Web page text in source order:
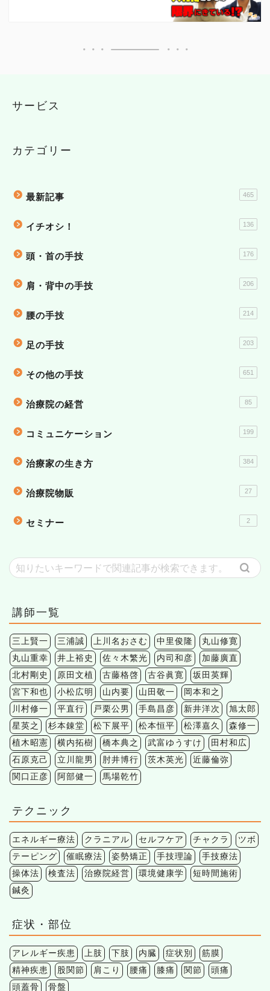
サービス
カテゴリー
最新記事 465
イチオシ！ 136
頭・首の手技 176
肩・背中の手技 206
腰の手技 214
足の手技 203
その他の手技 651
治療院の経営 85
コミュニケーション 199
治療家の生き方 384
治療院物販 27
セミナー 2
講師一覧
三上賢一 三浦誠 上川名おさむ 中里俊隆
丸山修寛
丸山重幸
井上裕史 佐々木繁光 内司和彦
加藤廣直
北村剛史
原田文植 古藤格啓 古谷眞寛
坂田英輝
宮下和也
小松広明 山内要 山田敬一
岡本和之
川村修一
平直行 戸栗公男 手島昌彦 新井洋次
旭太郎
星英之
杉本錬堂 松下展平 松本恒平 松澤嘉久
森修一
植木昭憲
横内拓樹 橋本典之 武富ゆうすけ
田村和広
石原克己
立川龍男 肘井博行 茨木英光
近藤倫弥
関口正彦
阿部健一 馬場乾竹
テクニック
エネルギー療法 クラニアル セルフケア チャクラ
ツボ
テーピング
催眠療法 姿勢矯正 手技理論
手技療法
操体法
検査法 治療院経営 環境健康学
短時間施術
鍼灸
症状・部位
アレルギー疾患 上肢 下肢 内臓 症状別
筋膜
精神疾患
股関節 肩こり 腰痛 膝痛 関節
頭痛
頭蓋骨
骨盤